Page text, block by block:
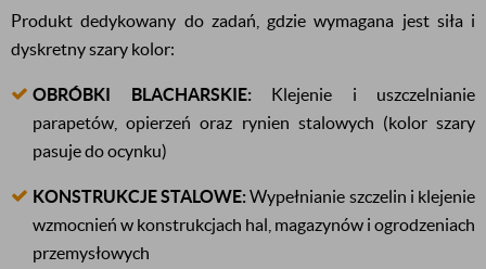
Produkt dedykowany do zadań, gdzie wymagana jest siła i
dyskretny szary kolor:
OBRÓBKI BLACHARSKIE:Klejenie i uszczelnianie
parapetów, opierzeń oraz rynien stalowych (kolor szary
pasuje do ocynku)
KONSTRUKCJE STALOWE:Wypełnianie szczelin i klejenie
wzmocnień w konstrukcjach hal, magazynów i ogrodzeniach
przemysłowych